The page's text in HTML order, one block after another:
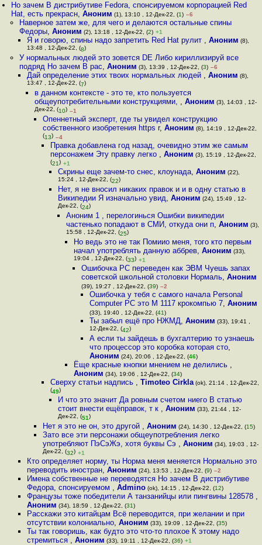
Но зачем В дистрибутиве Fedora, спонсируемом корпорацией Red
Hat, есть прекрасн,Аноним (1), 13:10 , 12-Дек-22, (1) –6
Наверное затем же, для чего и делаются остальные спины
Федоры, Аноним (2), 13:18 , 12-Дек-22, (2) +1
Я и говорю, спины надо запретить Red Hat рулит , Аноним (8),
13:48 , 12-Дек-22, (8)
У нормальных людей это зовется DE Либо кириллизируй все
подряд Но зачем В рас, Аноним (3), 13:39 , 12-Дек-22, (3) –6
Дай определение этих твоих нормальных людей , Аноним (8),
13:47 , 12-Дек-22, (7)
в данном контексте - это те, кто пользуется
общеупотребительными конструкциями, ,Аноним (3), 14:03 , 12-
Дек-22, (10) –1
Опеннетный эксперт, где ты увидел конструкцию
собственного изобретения https r, Аноним (8), 14:19 , 12-Дек-22,
(13) –4
Правка добавлена год назад, очевидно этим же самым
персонажем Эту правку легко , Аноним (3), 15:19 , 12-Дек-22,
(21) +1
Скрины еще зачем-то снес, клоунада,Аноним (22),
15:24 , 12-Дек-22, (22)
Нет, я не вносил никаких правок и и в одну статью в
Википедии Я изначально увид,Аноним (24), 15:49 , 12-
Дек-22, (24)
Аноним 1 , перелогинься Ошибки википедии
частенько попадают в СМИ, откуда они п, Аноним (3),
15:58 , 12-Дек-22, (25)
Но ведь это не так Помиио меня, того кто первым
начал употреблять данную аббрев, Аноним (33),
19:04 , 12-Дек-22, (33) +1
Ошибочка PC переведен как ЭВМ Чуешь запах
советской школьной столовки Нормаль,Аноним
(39), 19:27 , 12-Дек-22, (39) –2
Ошибочка у тебя с самого начала Personal
Computer PC это М 1117 крокомпью 7, Аноним
(33), 19:40 , 12-Дек-22, (41)
Ты забыл ещё про НЖМД, Аноним (33), 19:41 ,
12-Дек-22, (42)
А если ты зайдешь в бухгалтерию то узнаешь
что процессор это коробка которая сто,
Аноним (24), 20:06 , 12-Дек-22, (46)
Ёще красные кнопки мнением не делились ,
Аноним (34), 19:06 , 12-Дек-22, (34)
Сверху статьи надпись , Timoteo Cirkla(ok), 21:14 , 12-Дек-22,
(49)
И что это значит Да ровным счетом ниего В статью
стоит внести ещёправок, т к ,Аноним (33), 21:44 , 12-
Дек-22, (51)
Нет я это не он, это другой , Аноним (24), 14:30 , 12-Дек-22, (15)
Зато все эти персонажи общеупотребления легко
употребляют ПэСэЖэ, хотя буквы Сэ , Аноним (34), 19:03 , 12-
Дек-22, (32) +1
Кто определяет норму, ты Норма меня меняется Нормально это
переводить иностран, Аноним (24), 13:53 , 12-Дек-22, (9) –2
Имена собственные не переводятся Но зачем В дистрибутиве
Федора, спонсируемом , Admino(ok), 14:15 , 12-Дек-22, (12)
Французы тоже победители А танзанийцы или пингвины 128578 ,
Аноним (34), 18:59 , 12-Дек-22, (31)
Расскажи это китайцам Всё переводится, при желании и при
отсутствии колониально, Аноним (33), 19:09 , 12-Дек-22, (35)
Ты так говоришь, как будто это что-то плохое К этому надо
стремиться , Аноним (33), 19:11 , 12-Дек-22, (36) +1